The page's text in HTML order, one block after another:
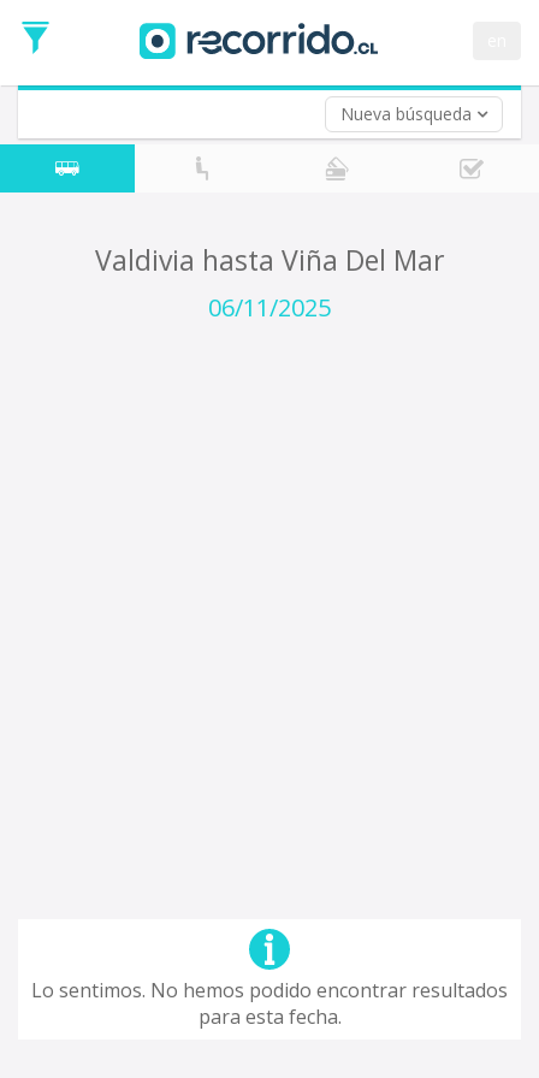
Nueva búsqueda
de
Ida
Vuelta (opcional)
Fecha
de
Valdivia hasta Viña Del Mar
06/11/2025
Lo sentimos. No hemos podido encontrar resultados
para esta fecha.